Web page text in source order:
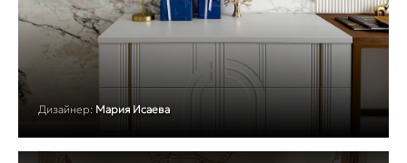
Дизайнер: Мария Исаева